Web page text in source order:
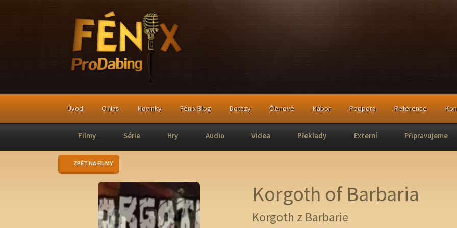
Úvod O Nás Novinky Fénix Blog Dotazy Členové Nábor Podpora Reference
Filmy Série Hry Audio Videa Překlady Externí Připravujeme
ZPĚT NA FILMY
Korgoth of Barbaria
Korgoth z Barbarie